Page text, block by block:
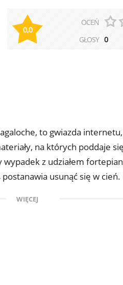
0,0
OCEŃ
GŁOSY 0
to gwiazda
na których poddaje
z udziałem
usunąć się w
Spokój bohaterki
zmusza ją do
WIĘCEJ